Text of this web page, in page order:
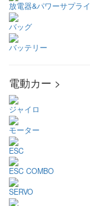
放電器&パワーサプライ
バッグ
バッテリー
電動カー >
ジャイロ
モーター
ESC
ESC COMBO
SERVO